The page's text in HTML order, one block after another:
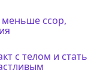
меньше ссор,
с телом и стать